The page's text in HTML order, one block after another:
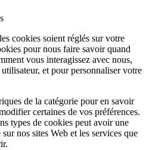
cookies soient réglés sur votre
pour nous faire savoir quand
vous interagissez avec nous,
et pour personnaliser votre
de la catégorie pour en savoir
certaines de vos préférences.
types de cookies peut avoir une
nos sites Web et les services que